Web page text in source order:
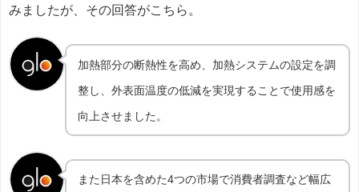
みましたが、その回答がこちら。
加熱部分の断熱性を高め、加熱システムの設定を調
整し、外表面温度の低減を実現することで使用感を
向上させました。
また日本を含めた4つの市場で消費者調査など幅広